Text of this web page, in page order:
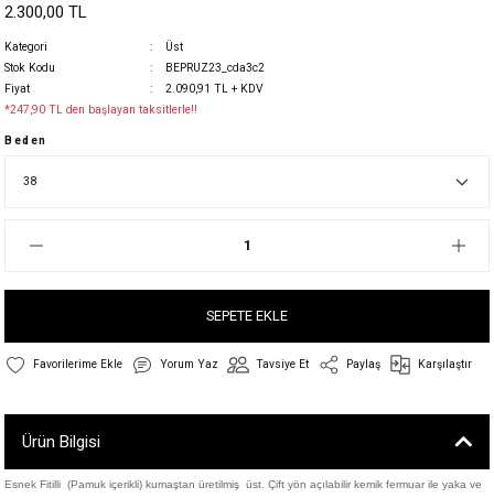
2.300,00 TL
Kategori
Üst
Stok Kodu
BEPRUZ23_cda3c2
Fiyat
2.090,91 TL + KDV
*247,90 TL den başlayan taksitlerle!!
Beden
SEPETE EKLE
Yorum Yaz Tavsiye Et Paylaş Karşılaştır
Ürün Bilgisi
Esnek Fitilli (Pamuk içerikli) kumaştan üretilmiş üst. Çift yön açılabilir kemik fermuar ile yaka ve